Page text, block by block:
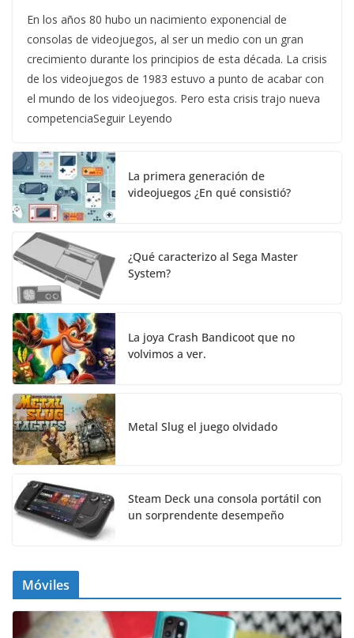
En los años 80 hubo un nacimiento exponencial de
consolas de videojuegos, al ser un medio con un gran
crecimiento durante los principios de esta década. La crisis
de los videojuegos de 1983 estuvo a punto de acabar con
el mundo de los videojuegos. Pero esta crisis trajo nueva
competenciaSeguir Leyendo
La primera generación de
videojuegos ¿En qué consistió?
¿Qué caracterizo al Sega Master
System?
La joya Crash Bandicoot que no
volvimos a ver.
Metal Slug el juego olvidado
Steam Deck una consola portátil con
un sorprendente desempeño
Móviles